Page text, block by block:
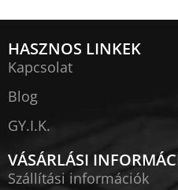
HASZNOS LINKEK
Kapcsolat
Blog
GY.I.K.
VÁSÁRLÁSI
Szállítási információk